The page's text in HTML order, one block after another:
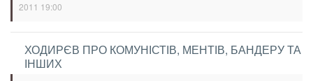
2011 19:00
ХОДИРЄВ ПРО КОМУНІСТІВ, МЕНТІВ, БАНДЕРУ ТА
ІНШИХ